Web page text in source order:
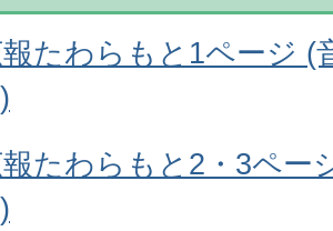
たわらもと1ページ (
たわらもと2・3ペー